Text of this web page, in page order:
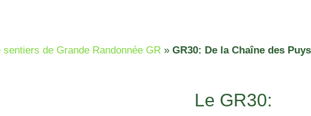
sentiers de Grande Randonnée GR »GR30: De la Chaîne des
Le GR30: